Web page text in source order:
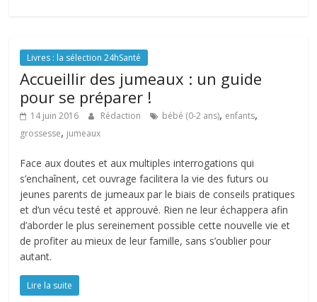
Livres : la sélection 24hSanté
Accueillir des jumeaux : un guide
pour se préparer !
14 juin 2016 Rédaction bébé (0-2 ans), enfants,
grossesse, jumeaux
Face aux doutes et aux multiples interrogations qui
s’enchaînent, cet ouvrage facilitera la vie des futurs ou
jeunes parents de jumeaux par le biais de conseils pratiques
et d’un vécu testé et approuvé. Rien ne leur échappera afin
d’aborder le plus sereinement possible cette nouvelle vie et
de profiter au mieux de leur famille, sans s’oublier pour
autant.
Lire la suite